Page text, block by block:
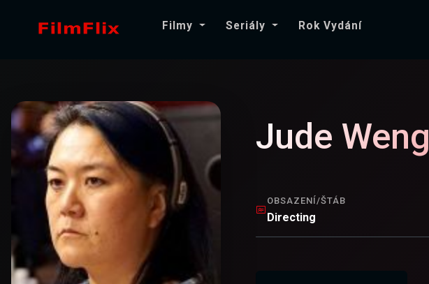
Filmy Seriály Rok Vydání
Jude Weng
OBSAZENÍ/ŠTÁB
Directing